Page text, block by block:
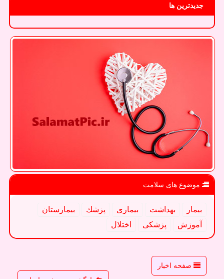
جدیدترین ها
موضوع های سلامت
بیمار بهداشت بیماری پزشك
بیمارستان
آموزش
پزشكی اختلال
صفحه اخبار